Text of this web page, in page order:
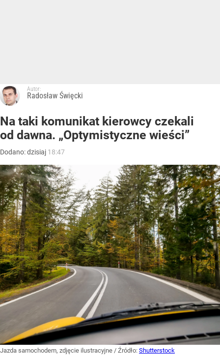
Autor:
Radosław Święcki
Na taki komunikat kierowcy czekali
od dawna. „Optymistyczne wieści”
Dodano:dzisiaj 18:47
Jazda samochodem, zdjęcie ilustracyjne / Źródło: Shutterstock